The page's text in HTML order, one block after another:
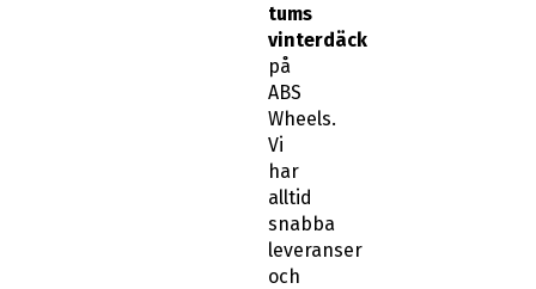
tums
vinterdäck
på
ABS
Wheels.
Vi
har
alltid
snabba
leveranser
och